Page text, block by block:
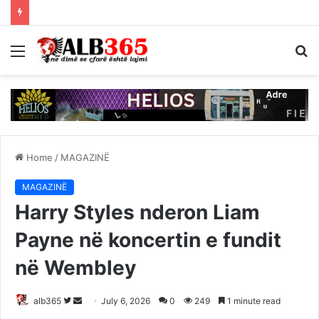
Menu
Home / MAGAZINË
MAGAZINË
Harry Styles nderon Liam
Payne në koncertin e fundit
në Wembley
alb365
Follow
Send July 6, 2026 0 249 1 minute read